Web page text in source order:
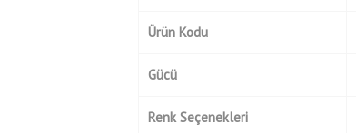
Ürün Kodu
Gücü
Renk Seçenekleri